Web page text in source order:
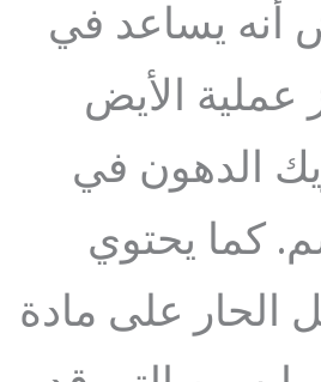
أنه يساعد في
عملية الأيض
الدهون في
كما يحتوي
الحار على مادة